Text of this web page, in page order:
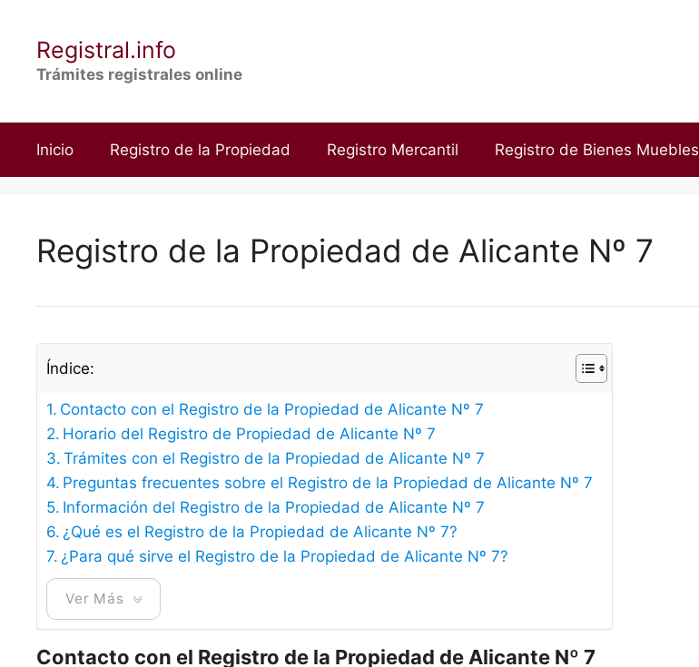
contenidoRegistral.info
Trámites registrales online
Inicio Registro de la Propiedad Registro Mercantil Registro de Bienes Muebles
Registro de la Propiedad de Alicante Nº 7
Índice:
Contacto con el Registro de la Propiedad de Alicante Nº 7
Horario del Registro de Propiedad de Alicante Nº 7
Trámites con el Registro de la Propiedad de Alicante Nº 7
Preguntas frecuentes sobre el Registro de la Propiedad de Alicante Nº 7
Información del Registro de la Propiedad de Alicante Nº 7
¿Qué es el Registro de la Propiedad de Alicante Nº 7?
¿Para qué sirve el Registro de la Propiedad de Alicante Nº 7?
Ver Más
Contacto con el Registro de la Propiedad de Alicante Nº 7